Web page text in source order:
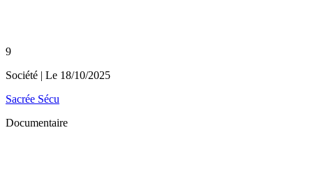
9
Société | Le 18/10/2025
Sacrée Sécu
Documentaire